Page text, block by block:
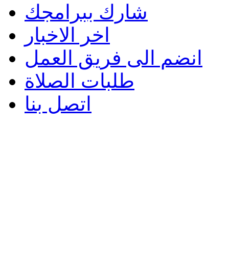
شارك ببرامجك
اخر الاخبار
انضم الى فريق العمل
طلبات الصلاة
اتصل بنا